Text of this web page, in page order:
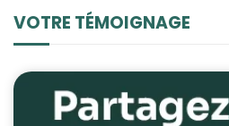
VOTRE TÉMOIGNAGE